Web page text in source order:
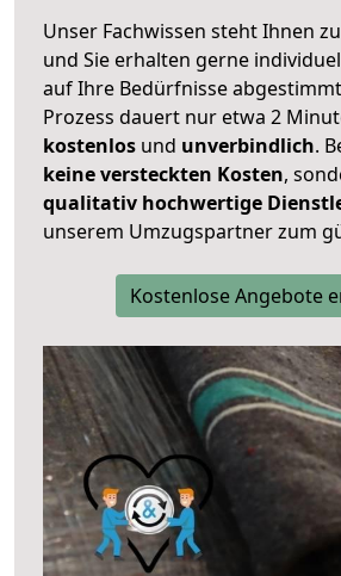
Unser Fachwissen steht Ihnen
und Sie erhalten gerne
auf Ihre Bedürfnisse
Prozess dauert nur etwa 2
kostenlos und unverbindlich.
keine versteckten Kosten,
qualitativ hochwertige
unserem Umzugspartner zum
Kostenlose Angebote